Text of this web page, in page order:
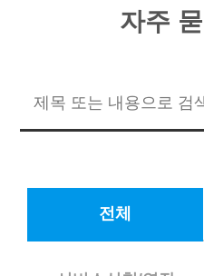
자주
전체